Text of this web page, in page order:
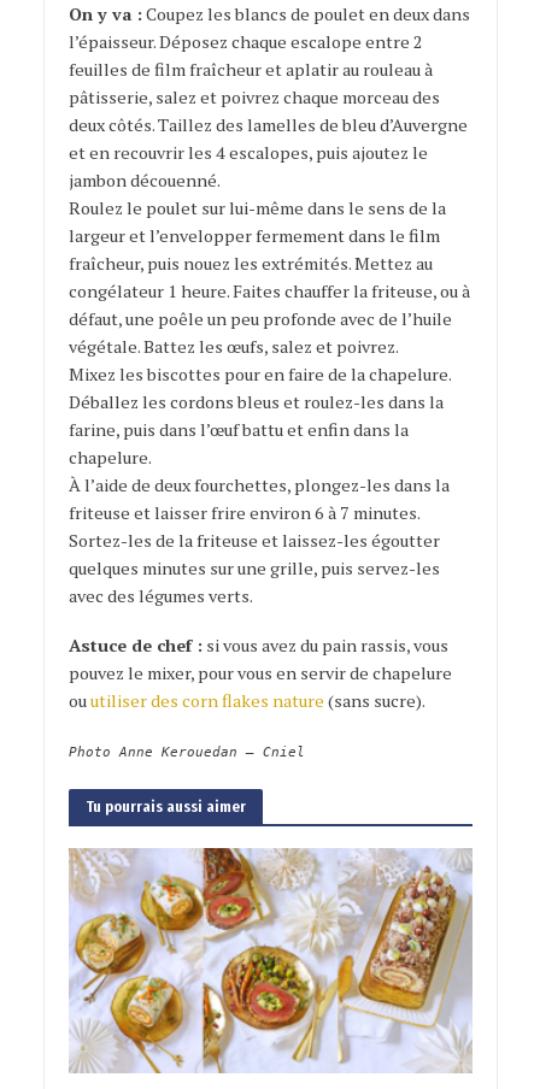
On y va : Coupez les blancs de poulet en deux dans
l’épaisseur. Déposez chaque escalope entre 2
feuilles de film fraîcheur et aplatir au rouleau à
pâtisserie, salez et poivrez chaque morceau des
deux côtés. Taillez des lamelles de bleu d’Auvergne
et en recouvrir les 4 escalopes, puis ajoutez le
jambon découenné.
Roulez le poulet sur lui-même dans le sens de la
largeur et l’envelopper fermement dans le film
fraîcheur, puis nouez les extrémités. Mettez au
congélateur 1 heure. Faites chauffer la friteuse, ou à
défaut, une poêle un peu profonde avec de l’huile
végétale. Battez les œufs, salez et poivrez.
Mixez les biscottes pour en faire de la chapelure.
Déballez les cordons bleus et roulez-les dans la
farine, puis dans l’œuf battu et enfin dans la
chapelure.
À l’aide de deux fourchettes, plongez-les dans la
friteuse et laisser frire environ 6 à 7 minutes.
Sortez-les de la friteuse et laissez-les égoutter
quelques minutes sur une grille, puis servez-les
avec des légumes verts.
Astuce de chef : si vous avez du pain rassis, vous
pouvez le mixer, pour vous en servir de chapelure
ou utiliser des corn flakes nature (sans sucre).
Photo Anne Kerouedan – Cniel
Tu pourrais aussi aimer